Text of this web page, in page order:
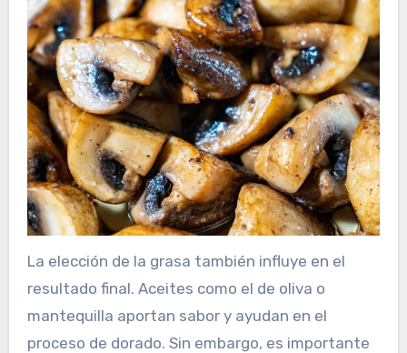
La elección de la grasa también influye en el
resultado final. Aceites como el de oliva o
mantequilla aportan sabor y ayudan en el
proceso de dorado. Sin embargo, es importante